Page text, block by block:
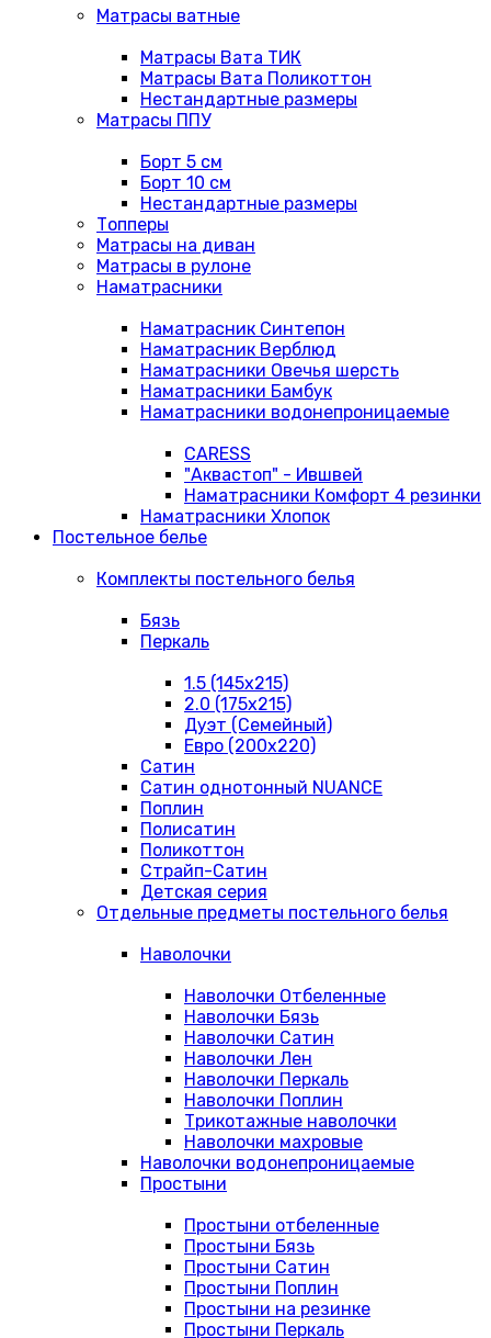
Матрасы ватные
Матрасы Вата ТИК
Матрасы Вата Поликоттон
Нестандартные размеры
Матрасы ППУ
Борт 5 см
Борт 10 см
Нестандартные размеры
Топперы
Матрасы на диван
Матрасы в рулоне
Наматрасники
Наматрасник Синтепон
Наматрасник Верблюд
Наматрасники Овечья шерсть
Наматрасники Бамбук
Наматрасники водонепроницаемые
CARESS
"Аквастоп" - Ившвей
Наматрасники Комфорт 4 резинки
Наматрасники Хлопок
Постельное белье
Комплекты постельного белья
Бязь
Перкаль
1.5 (145х215)
2.0 (175х215)
Дуэт (Семейный)
Евро (200х220)
Сатин
Сатин однотонный NUANCE
Поплин
Полисатин
Поликоттон
Страйп-Сатин
Детская серия
Отдельные предметы постельного белья
Наволочки
Наволочки Отбеленные
Наволочки Бязь
Наволочки Сатин
Наволочки Лен
Наволочки Перкаль
Наволочки Поплин
Трикотажные наволочки
Наволочки махровые
Наволочки водонепроницаемые
Простыни
Простыни отбеленные
Простыни Бязь
Простыни Сатин
Простыни Поплин
Простыни на резинке
Простыни Перкаль